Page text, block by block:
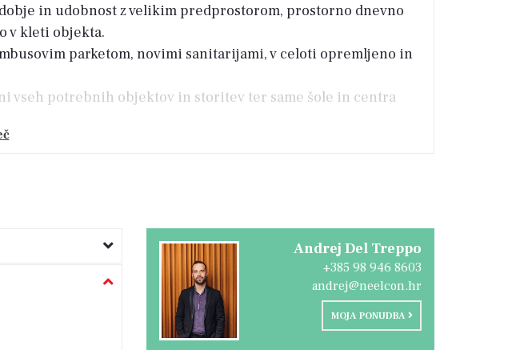
in udobnost z velikim predprostorom, prostorno dnevno
v kleti objekta.
parketom, novimi sanitarijami, v celoti opremljeno in
vseh potrebnih objektov in storitev ter same šole in centra
Andrej Del Treppo
+385 98 946 8603
andrej@neelcon.hr
MOJA PONUDBA